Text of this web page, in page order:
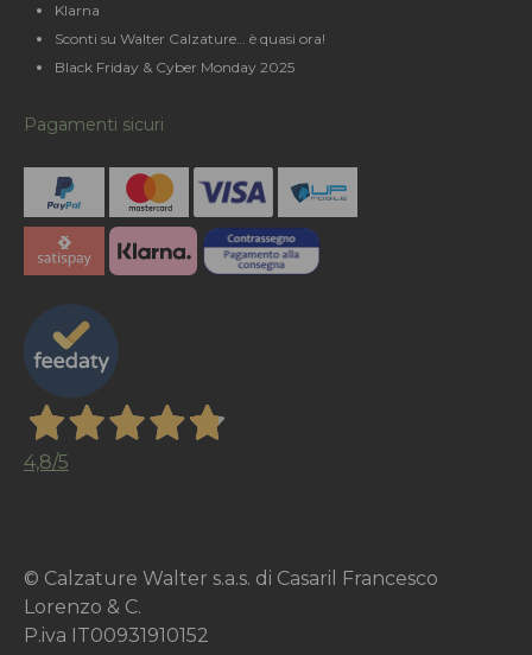
Klarna
Sconti su Walter Calzature… è quasi ora!
Black Friday & Cyber Monday 2025
Pagamenti sicuri
4,8/5
© Calzature Walter s.a.s. di Casaril Francesco
Lorenzo & C.
P.iva IT00931910152